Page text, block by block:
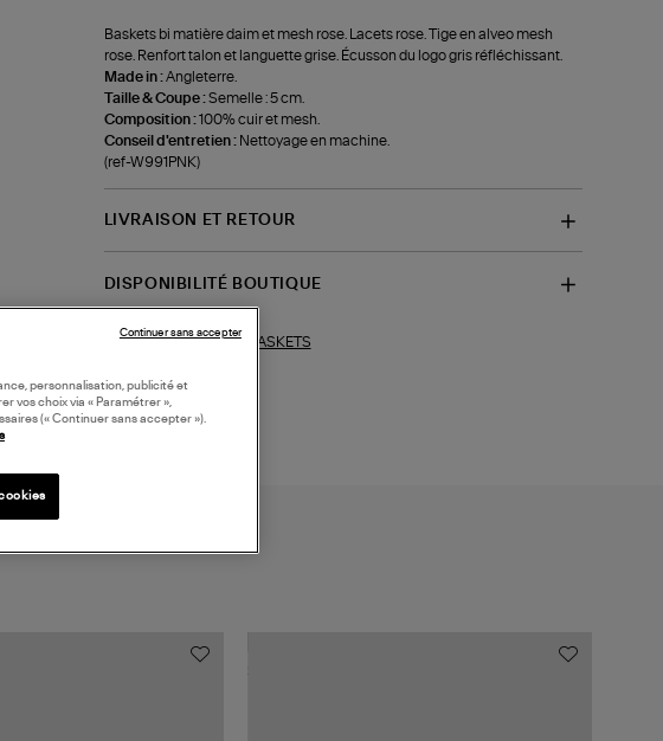
Baskets bi matière daim et mesh rose. Lacets rose. Tige en alveo mesh
rose. Renfort talon et languette grise. Écusson du logo gris réfléchissant.
Made in :Angleterre.
Taille & Coupe :Semelle : 5 cm.
Composition :100% cuir et mesh.
Conseil d'entretien : Nettoyage en machine.
(ref-W991PNK)
LIVRAISON ET RETOUR
DISPONIBILITÉ BOUTIQUE
Collections similaires : BASKETS
personnalisation, publicité et
vos choix via « Paramétrer »,
(« Continuer sans accepter »).
Continuer sans accepter